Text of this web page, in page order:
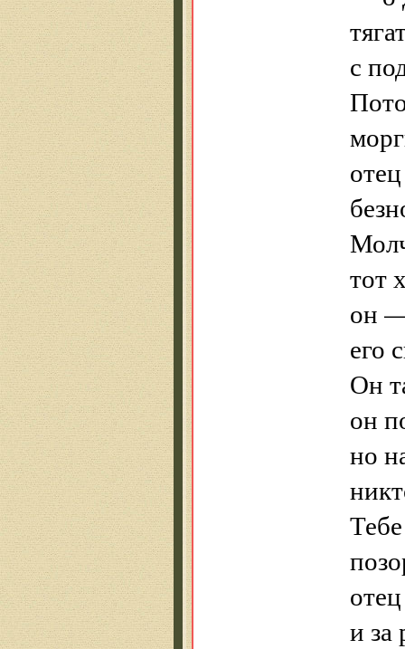
с
тот
он
его
Он
он
но
и за